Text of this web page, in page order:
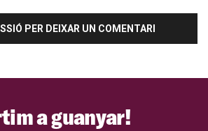
PER DEIXAR UN COMENTARI
a guanyar!